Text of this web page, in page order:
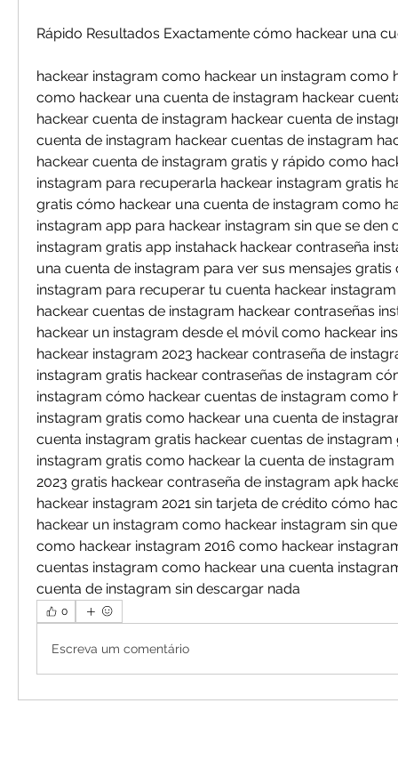
Rápido Resultados Exactamente cómo hackear una
hackear instagram como hackear un instagram como
como hackear una cuenta de instagram hackear
hackear cuenta de instagram hackear cuenta de
cuenta de instagram hackear cuentas de instagram
hackear cuenta de instagram gratis y rápido como
instagram para recuperarla hackear instagram gratis
gratis cómo hackear una cuenta de instagram como
instagram app para hackear instagram sin que se den
instagram gratis app instahack hackear contraseña
una cuenta de instagram para ver sus mensajes
instagram para recuperar tu cuenta hackear
hackear cuentas de instagram hackear contraseñas
hackear un instagram desde el móvil como hackear
hackear instagram 2023 hackear contraseña de
instagram gratis hackear contraseñas de instagram
instagram cómo hackear cuentas de instagram como
instagram gratis como hackear una cuenta de
cuenta instagram gratis hackear cuentas de
instagram gratis como hackear la cuenta de
2023 gratis hackear contraseña de instagram apk
hackear instagram 2021 sin tarjeta de crédito cómo
hackear un instagram como hackear instagram sin
como hackear instagram 2016 como hackear
cuentas instagram como hackear una cuenta
cuenta de instagram sin descargar nada
0
Escreva um comentário